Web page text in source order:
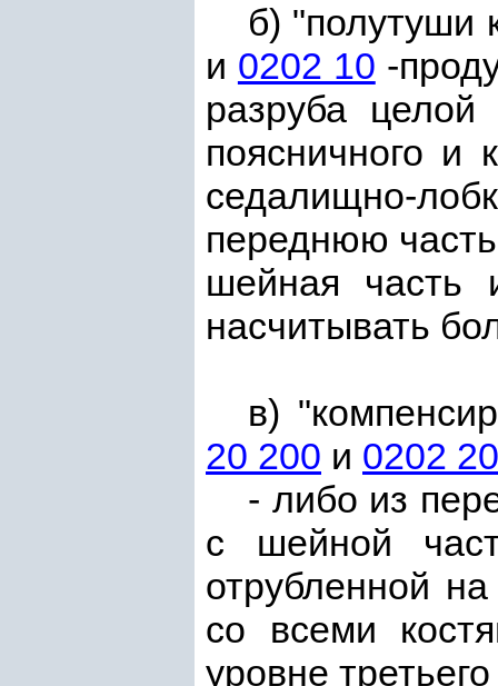
б) "полутуши
и 0202 10 -
разруба
поясничного и
седалищно-
переднюю
шейная часть
насчитывать
в)
20 200 и 0202
- либо из
с шейной
отрубленной
со всеми
уровне